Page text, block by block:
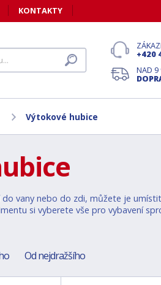
KONTAKTY
+420
NAD 9
Výtokové hubice
vany nebo do zdi, můžete je
si vyberete vše pro vybavení
Od nejdražšího